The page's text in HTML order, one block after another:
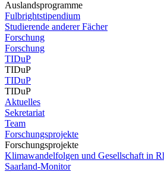
Auslandsprogramme
Fulbrightstipendium
Studierende anderer Fächer
Forschung
Forschung
TIDuP
TIDuP
TIDuP
TIDuP
Aktuelles
Sekretariat
Team
Forschungsprojekte
Forschungsprojekte
Klimawandelfolgen und Gesellschaft in
Saarland-Monitor